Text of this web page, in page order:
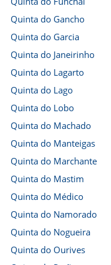
Quinta do Gancho
Quinta do Garcia
Quinta do Janeirinho
Quinta do Lagarto
Quinta do Lago
Quinta do Lobo
Quinta do Machado
Quinta do Manteigas
Quinta do Marchante
Quinta do Mastim
Quinta do Médico
Quinta do Namorado
Quinta do Nogueira
Quinta do Ourives